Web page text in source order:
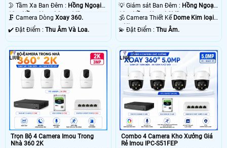
🌛 Tầm Xa Ban Đêm : Hồng Ngoại
10m Hồng Ngoại Smart IR.
🗜️ Camera Dòng Xoay 360.
️✔️ Đặt Điểm : Thu Âm Và Loa.
💡 Giám sát Ban Đêm : Hồng Ngoại
10m Hồng Ngoại SMD.
🕉️ Camera Thiết Kế Dome Kim loại
+ Nhựa.
️💫 Đặt Điểm :Thu Âm.
Trọn Bộ 4 Camera Imou Trong
Nhà 360 2K
4
Combo 4 Camera Kho Xưởng Giá
Rẻ Imou IPC-S51FEP
2